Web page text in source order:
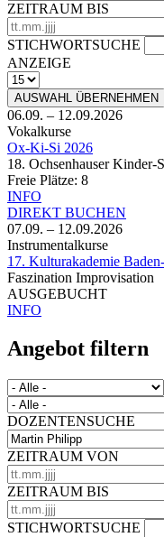
ZEITRAUM BIS
STICHWORTSUCHE
ANZEIGE
AUSWAHL ÜBERNEHMEN
06.09. – 12.09.2026
Vokalkurse
Ox-Ki-Si 2026
18. Ochsenhauser Kinder-
Freie Plätze: 8
INFO
DIREKT BUCHEN
07.09. – 12.09.2026
Instrumentalkurse
17. Kulturakademie
Faszination Improvisation
AUSGEBUCHT
INFO
Angebot filtern
DOZENTENSUCHE
ZEITRAUM VON
ZEITRAUM BIS
STICHWORTSUCHE